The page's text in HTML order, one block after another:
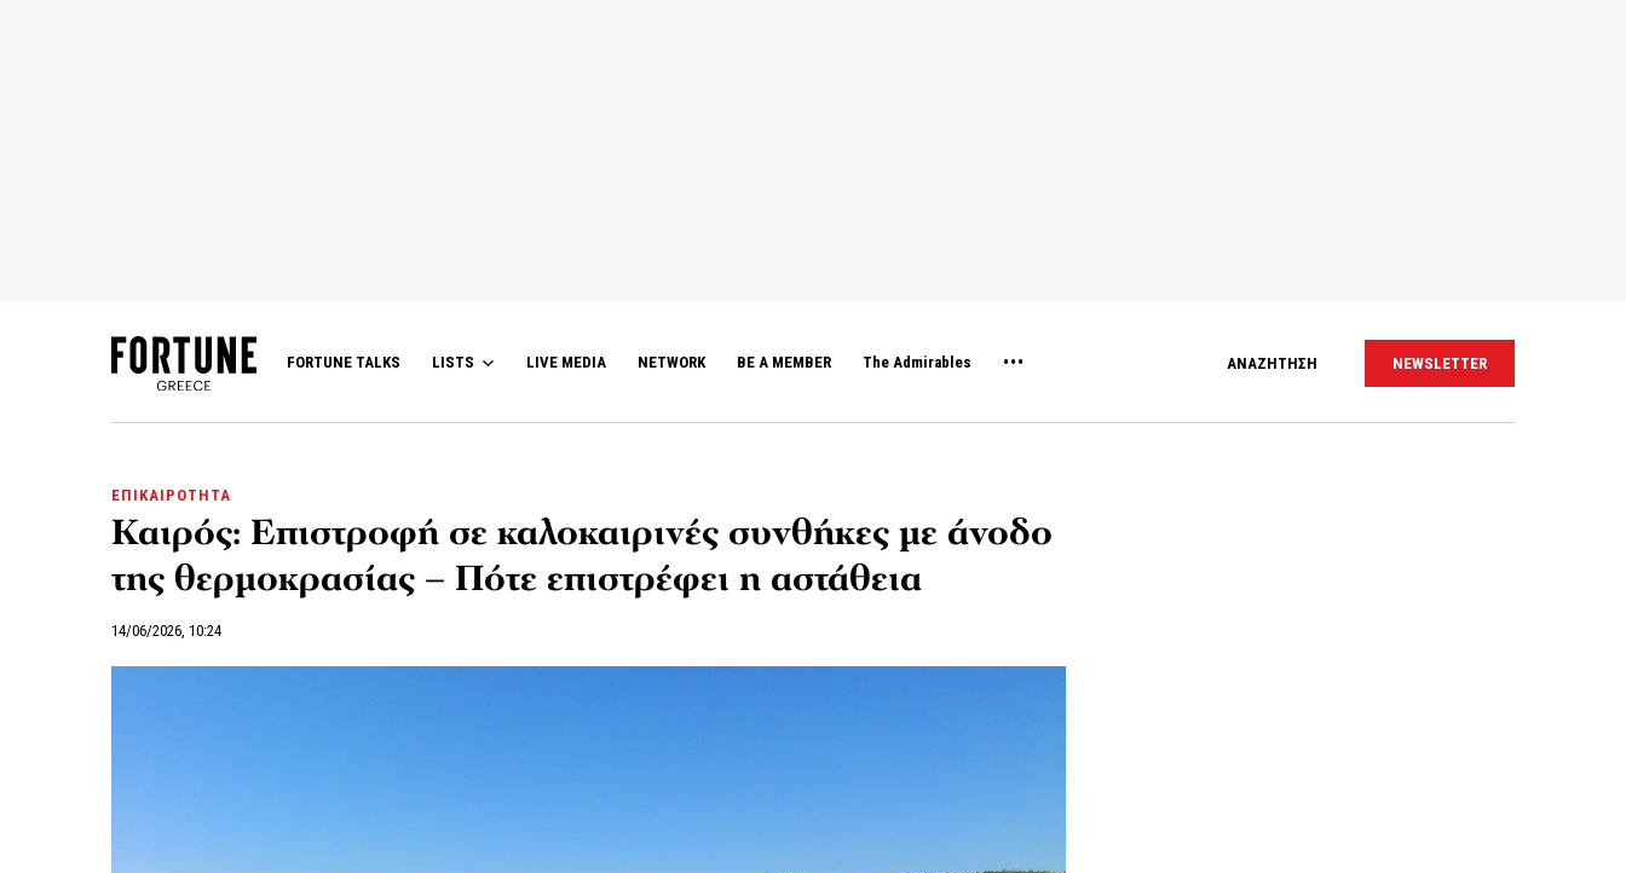
FORTUNE TALKS LISTS LIVE MEDIA NETWORK BE A MEMBER The Admirables ΑΝΑΖΗΤΗΣΗ NEWSLETTER
ΕΠΙΚΑΙΡΟΤΗΤΑ
Καιρός: Επιστροφή σε καλοκαιρινές συνθήκες με άνοδο
της θερμοκρασίας – Πότε επιστρέφει η αστάθεια
14/06/2026, 10:24